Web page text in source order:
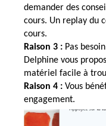
demander des
cours. Un replay du
cours.
Raison 3 : Pas
Delphine vous
matériel facile à
Raison 4 : Vous
engagement.